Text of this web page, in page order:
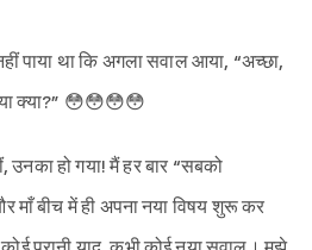
Sign in
पाया था कि अगला सवाल आया, “अच्छा,
क्या?” 😳😳😳😳
हो गया! मैं हर बार “सबको
माँ बीच में ही अपना नया विषय शुरू कर